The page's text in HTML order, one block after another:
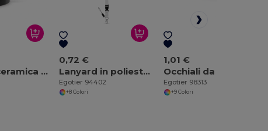
Tazza in ceramica 350 mL
0,72 €
Lanyard in poliestere con moschettone in metallo
Egotier 94402
+8 Colori
1,01 €
Egotier 98313
+9 Colori